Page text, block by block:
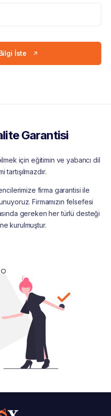
İste
Garantisi
için eğitimin ve yabancı dil
tartışılmazdır.
firma garantisi ile
Firmamızın felsefesi
gereken her türlü desteği
kurulmuştur.